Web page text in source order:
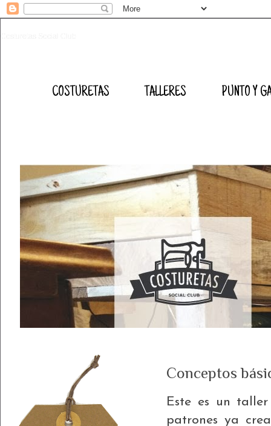
COSTURETAS TALLERES PUNTO Y
Conceptos
Este es un
patrones ya